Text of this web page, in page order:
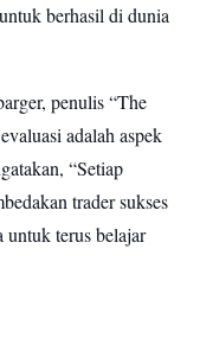
berhasil di dunia
penulis “The
adalah aspek
“Setiap
trader sukses
untuk terus belajar